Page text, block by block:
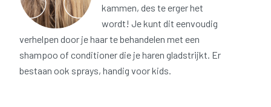
kammen, des te erger het
wordt! Je kunt dit eenvoudig
verhelpen door je haar te behandelen met een
shampoo of conditioner die je haren gladstrijkt. Er
bestaan ook sprays, handig voor kids.